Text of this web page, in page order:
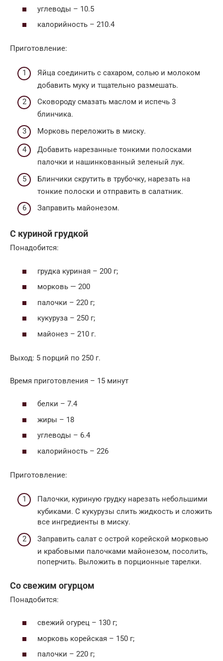
углеводы – 10.5
калорийность – 210.4
Приготовление:
Яйца соединить с сахаром, солью и молоком
добавить муку и тщательно размешать.
Сковороду смазать маслом и испечь 3
блинчика.
Морковь переложить в миску.
Добавить нарезанные тонкими полосками
палочки и нашинкованный зеленый лук.
Блинчики скрутить в трубочку, нарезать на
тонкие полоски и отправить в салатник.
Заправить майонезом.
С куриной грудкой
Понадобится:
грудка куриная – 200 г;
морковь — 200
палочки – 220 г;
кукуруза – 250 г;
майонез – 210 г.
Выход: 5 порций по 250 г.
Время приготовления – 15 минут
белки – 7.4
жиры – 18
углеводы – 6.4
калорийность – 226
Приготовление:
Палочки, куриную грудку нарезать небольшими
кубиками. С кукурузы слить жидкость и сложить
все ингредиенты в миску.
Заправить салат с острой корейской морковью
и крабовыми палочками майонезом, посолить,
поперчить. Выложить в порционные тарелки.
Со свежим огурцом
Понадобится:
свежий огурец – 130 г;
морковь корейская – 150 г;
палочки – 220 г;